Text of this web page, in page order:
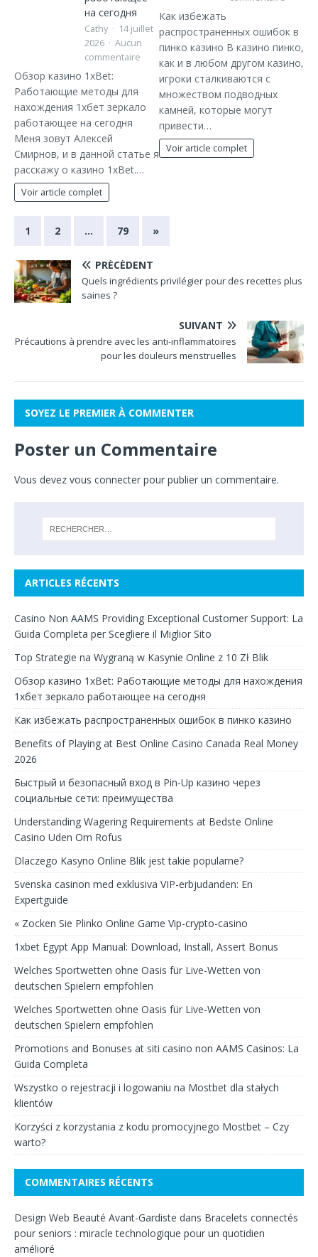
на сегодня
Cathy
14 juillet
2026
Aucun
commentaire
Обзор казино 1xBet:
Работающие методы для
нахождения 1хбет зеркало
работающее на сегодня
Меня зовут Алексей
Смирнов, и в данной статье я
расскажу о казино 1xBet.…
Voir article complet
Как избежать
распространенных ошибок в
пинко казино В казино пинко,
как и в любом другом казино,
игроки сталкиваются с
множеством подводных
камней, которые могут
привести…
Voir article complet
1 2 … 79 »
PRÉCÉDENT
Quels ingrédients privilégier pour des recettes plus
saines ?
SUIVANT
Précautions à prendre avec les anti-inflammatoires
pour les douleurs menstruelles
SOYEZ LE PREMIER À COMMENTER
Poster un Commentaire
Vous devez vous connecter pour publier un commentaire.
ARTICLES RÉCENTS
Casino Non AAMS Providing Exceptional Customer Support: La
Guida Completa per Scegliere il Miglior Sito
Top Strategie na Wygraną w Kasynie Online z 10 Zł Blik
Обзор казино 1xBet: Работающие методы для нахождения
1хбет зеркало работающее на сегодня
Как избежать распространенных ошибок в пинко казино
Benefits of Playing at Best Online Casino Canada Real Money
2026
Быстрый и безопасный вход в Pin-Up казино через
социальные сети: преимущества
Understanding Wagering Requirements at Bedste Online
Casino Uden Om Rofus
Dlaczego Kasyno Online Blik jest takie popularne?
Svenska casinon med exklusiva VIP-erbjudanden: En
Expertguide
« Zocken Sie Plinko Online Game Vip-crypto-casino
1xbet Egypt App Manual: Download, Install, Assert Bonus
Welches Sportwetten ohne Oasis für Live-Wetten von
deutschen Spielern empfohlen
Welches Sportwetten ohne Oasis für Live-Wetten von
deutschen Spielern empfohlen
Promotions and Bonuses at siti casino non AAMS Casinos: La
Guida Completa
Wszystko o rejestracji i logowaniu na Mostbet dla stałych
klientów
Korzyści z korzystania z kodu promocyjnego Mostbet – Czy
warto?
COMMENTAIRES RÉCENTS
Design Web Beauté Avant-Gardiste dans Bracelets connectés
pour seniors : miracle technologique pour un quotidien
amélioré